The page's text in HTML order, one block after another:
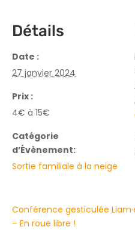
Détails
Date :
27 janvier 2024
Prix :
4€ à 15€
Catégorie
d’Évènement:
Sortie familiale à la neige
Conférence gesticulée
– En roue libre !